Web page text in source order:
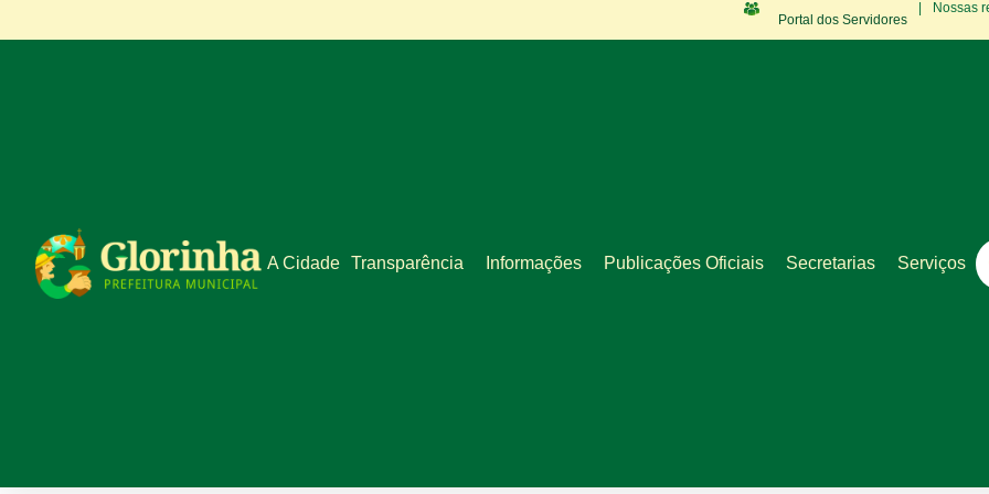
Portal dos Servidores
Nossas
A Cidade Transparência Informações Publicações Oficiais Secretarias Serviços